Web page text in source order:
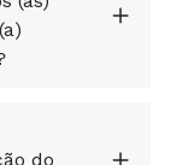
do